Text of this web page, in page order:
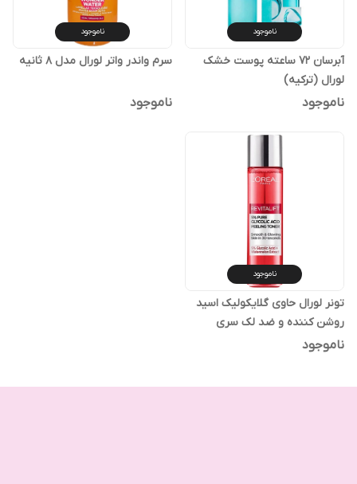
ناموجود
آبرسان 72 ساعته پوست خشک
لورال (ترکیه)
ناموجود
ناموجود
سرم واندر واتر لورال مدل 8 ثانیه
ناموجود
ناموجود
تونر لورال حاوی گلایکولیک اسید
روشن کننده و ضد لک سری
رویتالیفت
ناموجود